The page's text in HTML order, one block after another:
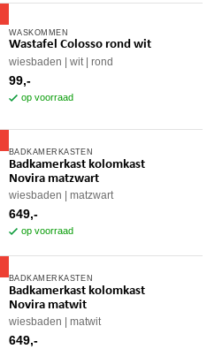
WASKOMMEN
Wastafel Colosso rond wit
wiesbaden wit rond
99,-
op voorraad
BADKAMERKASTEN
Badkamerkast kolomkast
Novira matzwart
wiesbaden matzwart
649,-
op voorraad
BADKAMERKASTEN
Badkamerkast kolomkast
Novira matwit
wiesbaden matwit
649,-